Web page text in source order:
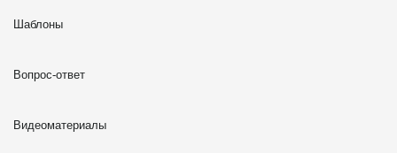
Шаблоны
Вопрос-ответ
Видеоматериалы